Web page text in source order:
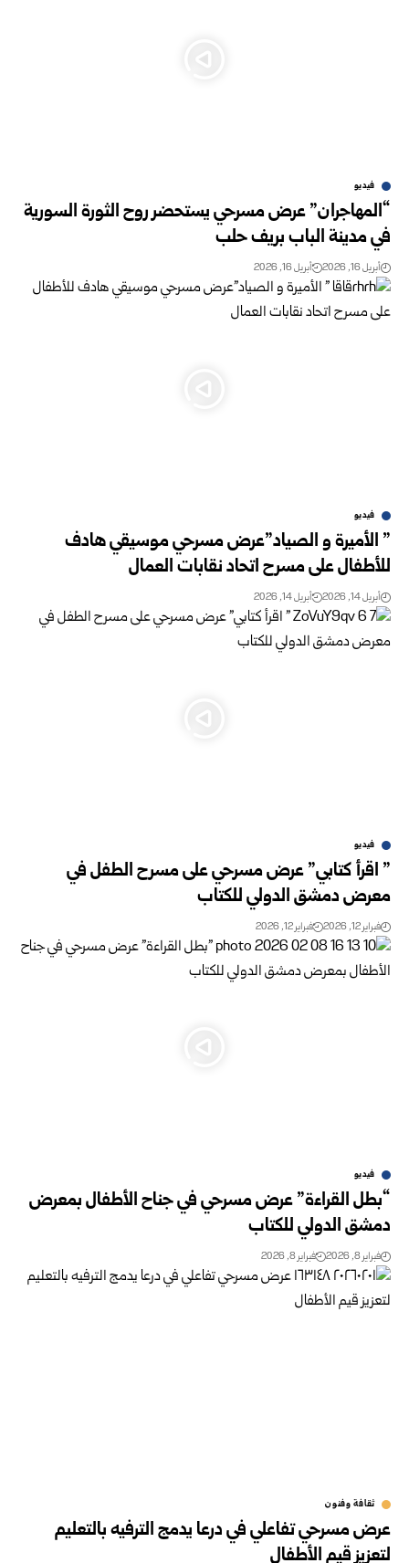
فيديو
“المهاجران” عرض مسرحي يستحضر روح الثورة السورية
في مدينة الباب بريف حلب
أبريل 16, 2026 أبريل 16, 2026
فيديو
” الأميرة و الصياد”عرض مسرحي موسيقي هادف
للأطفال على مسرح اتحاد نقابات العمال
أبريل 14, 2026 أبريل 14, 2026
فيديو
” اقرأ كتابي” عرض مسرحي على مسرح الطفل في
معرض دمشق الدولي للكتاب
فبراير 12, 2026 فبراير 12, 2026
فيديو
“بطل القراءة” عرض مسرحي في جناح الأطفال بمعرض
دمشق الدولي للكتاب
فبراير 8, 2026 فبراير 8, 2026
ثقافة وفنون
عرض مسرحي تفاعلي في درعا يدمج الترفيه بالتعليم
لتعزيز قيم الأطفال